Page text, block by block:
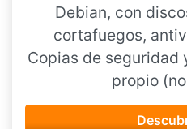
Debian, con
cortafuegos,
Copias de seguridad
propio